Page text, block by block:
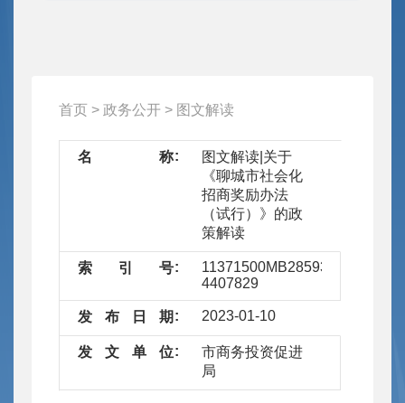
首页 > 政务公开 > 图文解读
名 称
图文解读|关于
《聊城市社会化
招商奖励办法
（试行）》的政
策解读
索 引 号
11371500MB2859353G/2023-
4407829
发 布 日 期 2023-01-10
发 文 单 位
市商务投资促进
局